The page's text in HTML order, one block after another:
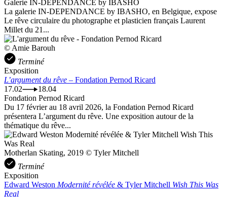
Galerie IN-DEPENDANCE by IBASHO
La galerie IN-DEPENDANCE by IBASHO, en Belgique, expose
Le rêve circulaire du photographe et plasticien français Laurent
Millet du 21...
© Amie Barouh
Terminé
Exposition
L’argument du rêve – Fondation Pernod Ricard
17.02
18.04
Fondation Pernod Ricard
Du 17 février au 18 avril 2026, la Fondation Pernod Ricard
présentera L’argument du rêve. Une exposition autour de la
thématique du rêve...
Motherlan Skating, 2019 © Tyler Mitchell
Terminé
Exposition
Edward Weston Modernité révélée & Tyler Mitchell Wish This Was
Real